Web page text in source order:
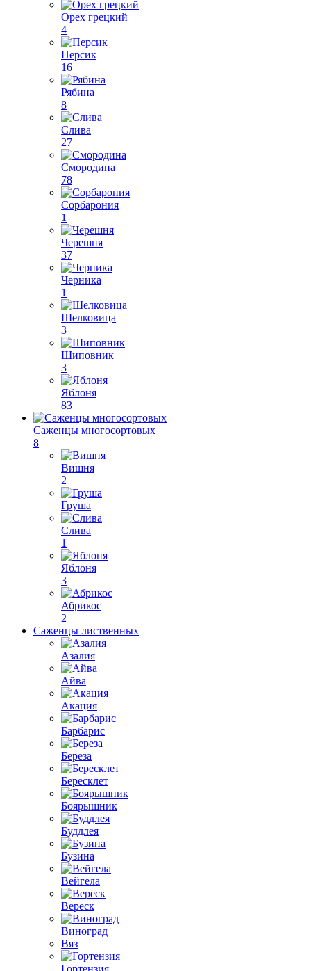
Орех грецкий
4
Персик
16
Рябина
8
Слива
27
Смородина
78
Сорбарония
1
Черешня
37
Черника
1
Шелковица
3
Шиповник
3
Яблоня
83
Саженцы многосортовых
8
Вишня
2
Груша
Слива
1
Яблоня
3
Абрикос
2
Саженцы лиственных
Азалия
Айва
Акация
Барбарис
Береза
Бересклет
Боярышник
Буддлея
Бузина
Вейгела
Вереск
Виноград
Вяз
Гортензия